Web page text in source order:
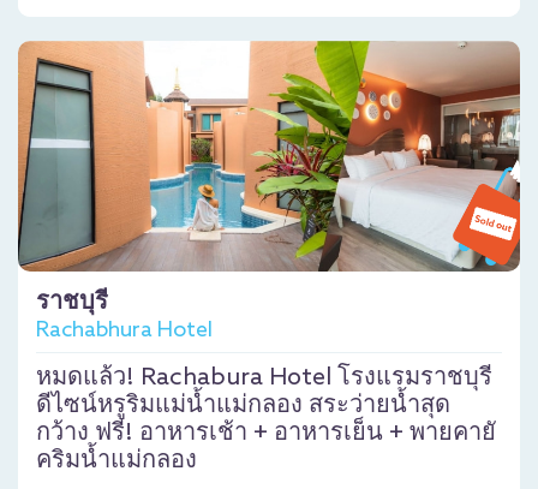
ราชบุรี
Rachabhura Hotel
หมดแล้ว! Rachabura Hotel โรงแรมราชบุรี
ดีไซน์หรูริมแม่น้ำแม่กลอง สระว่ายน้ำสุด
กว้าง ฟรี! อาหารเช้า + อาหารเย็น + พายคายั
คริมน้ำแม่กลอง